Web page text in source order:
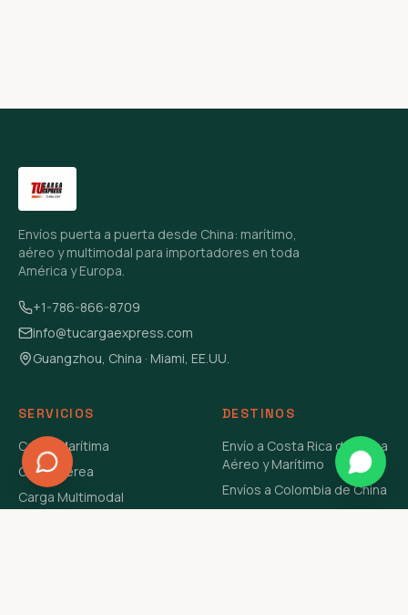
Envíos puerta a puerta desde China: marítimo,
aéreo y multimodal para importadores en toda
América y Europa.
+1-786-866-8709
info@tucargaexpress.com
Guangzhou, China · Miami, EE.UU.
SERVICIOS
Carga Marítima
Carga Aérea
Carga Multimodal
DESTINOS
Envío a Costa Rica de China
Aéreo y Marítimo
Envíos a Colombia de China